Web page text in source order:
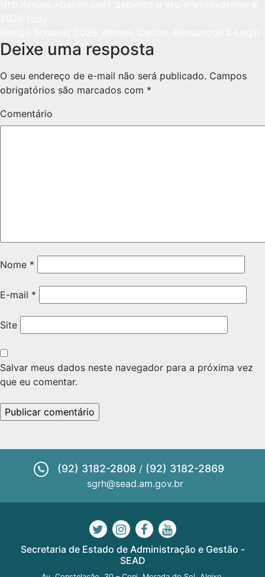
Deixe uma resposta
O seu endereço de e-mail não será publicado. Campos
obrigatórios são marcados com *
Comentário
Nome *
E-mail *
Site
Salvar meus dados neste navegador para a próxima vez
que eu comentar.
(92) 3182-2808 / (92) 3182-2869
sgrh@sead.am.gov.br
Secretaria de Estado de Administração e Gestão -
SEAD